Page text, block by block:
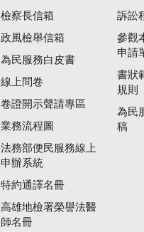
檢察長信箱
政風檢舉信箱
為民服務白皮書
線上問卷
卷證開示聲請專區
業務流程圖
法務部便民服務線上
申辦系統
特約通譯名冊
高雄地檢署榮譽法醫
師名冊
訴訟
參觀
申請
書狀
規則
為民
稿